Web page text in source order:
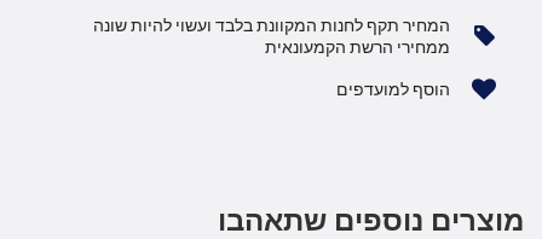
המחיר תקף לחנות המקוונת בלבד ועשוי להיות שונה
ממחירי הרשת הקמעונאית
הוסף למועדפים
מוצרים נוספים שתאהבו